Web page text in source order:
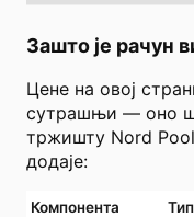
Зашто је рачун
Цене на овој
сутрашњи — оно
тржишту Nord
додаје:
Компонента Тип